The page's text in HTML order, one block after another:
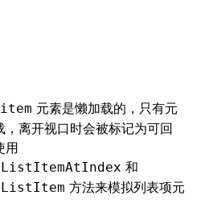
元素是懒加载的，只有元
离开视口时会被标记为可回
用
和
方法来模拟列表项元